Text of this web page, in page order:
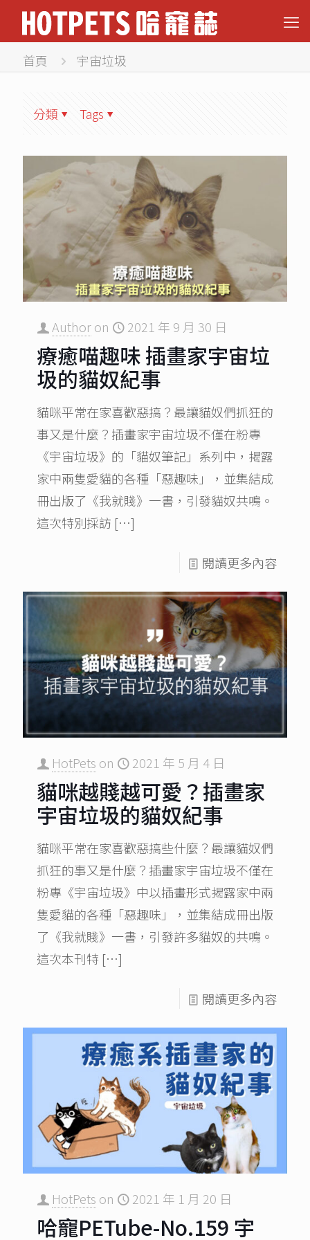
首頁 宇宙垃圾
分類 Tags
Authoron 2021 年 9 月 30 日
療癒喵趣味 插畫家宇宙垃
圾的貓奴紀事
貓咪平常在家喜歡惡搞？最讓貓奴們抓狂的
事又是什麼？插畫家宇宙垃圾不僅在粉專
《宇宙垃圾》的「貓奴筆記」系列中，揭露
家中兩隻愛貓的各種「惡趣味」，並集結成
冊出版了《我就賤》一書，引發貓奴共鳴。
這次特別採訪 […]
閱讀更多內容
HotPets on 2021 年 5 月 4 日
貓咪越賤越可愛？插畫家
宇宙垃圾的貓奴紀事
貓咪平常在家喜歡惡搞些什麼？最讓貓奴們
抓狂的事又是什麼？插畫家宇宙垃圾不僅在
粉專《宇宙垃圾》中以插畫形式揭露家中兩
隻愛貓的各種「惡趣味」，並集結成冊出版
了《我就賤》一書，引發許多貓奴的共鳴。
這次本刊特 […]
閱讀更多內容
HotPets on 2021 年 1 月 20 日
哈寵PETube-No.159 宇